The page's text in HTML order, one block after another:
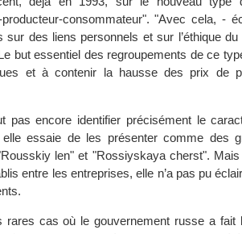
consommateur". "Avec cela, -
des liens personnels et sur l’éthique
but essentiel des regroupements de ce
et à contenir la hausse des prix de
pas encore identifier précisément le
elle essaie de les présenter comme des
len" et "Rossiyskaya cherst".
entre les entreprises, elle n’a pas pu
rares cas où le gouvernement russe a fait